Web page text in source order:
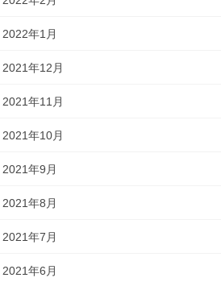
2022年1月
2021年12月
2021年11月
2021年10月
2021年9月
2021年8月
2021年7月
2021年6月